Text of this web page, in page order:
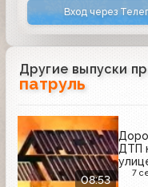
Вход через
Другие выпуски
патруль
08:53
ДТП
7